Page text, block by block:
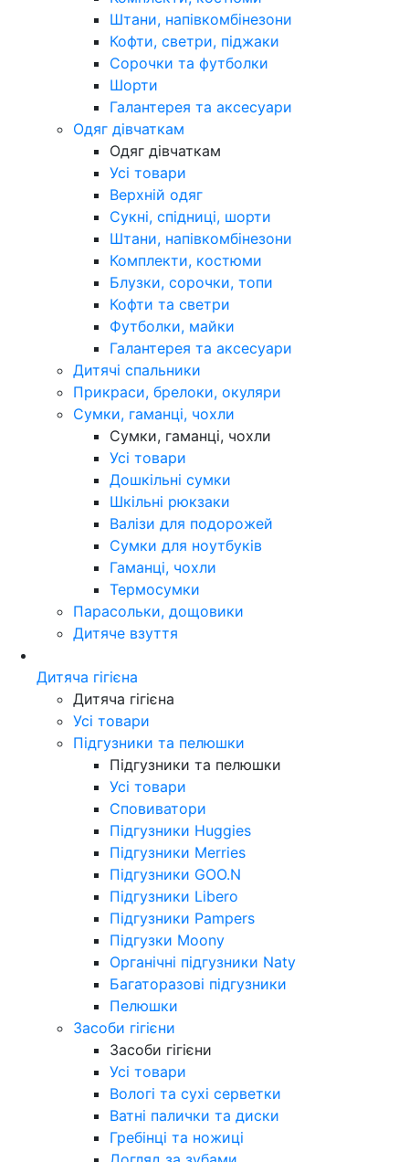
Штани, напівкомбінезони
Кофти, светри, піджаки
Сорочки та футболки
Шорти
Галантерея та аксесуари
Одяг дівчаткам
Одяг дівчаткам
Усі товари
Верхній одяг
Сукні, спідниці, шорти
Штани, напівкомбінезони
Комплекти, костюми
Блузки, сорочки, топи
Кофти та светри
Футболки, майки
Галантерея та аксесуари
Дитячі спальники
Прикраси, брелоки, окуляри
Сумки, гаманці, чохли
Сумки, гаманці, чохли
Усі товари
Дошкільні сумки
Шкільні рюкзаки
Валізи для подорожей
Сумки для ноутбуків
Гаманці, чохли
Термосумки
Парасольки, дощовики
Дитяче взуття
Дитяча гігієна
Дитяча гігієна
Усі товари
Підгузники та пелюшки
Підгузники та пелюшки
Усі товари
Сповиватори
Підгузники Huggies
Підгузники Merries
Підгузники GOO.N
Підгузники Libero
Підгузники Pampers
Підгузки Moony
Органічні підгузники Naty
Багаторазові підгузники
Пелюшки
Засоби гігієни
Засоби гігієни
Усі товари
Вологі та сухі серветки
Ватні палички та диски
Гребінці та ножиці